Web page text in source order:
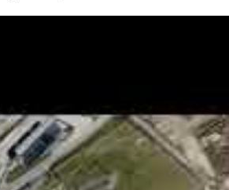
des émissions de gaz à effet de
participando à l’effort national
locale :
La